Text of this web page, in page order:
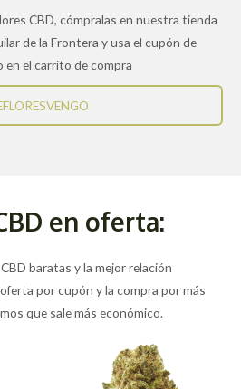
CBD, cómpralas en nuestra tienda
de la Frontera y usa el cupón de
en el carrito de compra
en oferta:
baratas y la mejor relación
por cupón y la compra por más
que sale más económico.